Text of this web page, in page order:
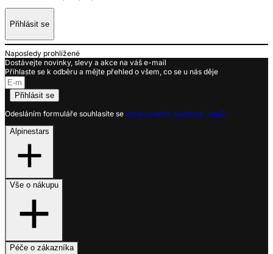
Přihlásit se
Naposledy prohlížené
Dostávejte novinky, slevy a akce na váš e-mail
Přihlaste se k odběru a mějte přehled o všem, co se u nás děje
Přihlásit se
Odesláním formuláře souhlasíte se zpracováním osobních údajů.
Alpinestars
Vše o nákupu
Péče o zákazníka